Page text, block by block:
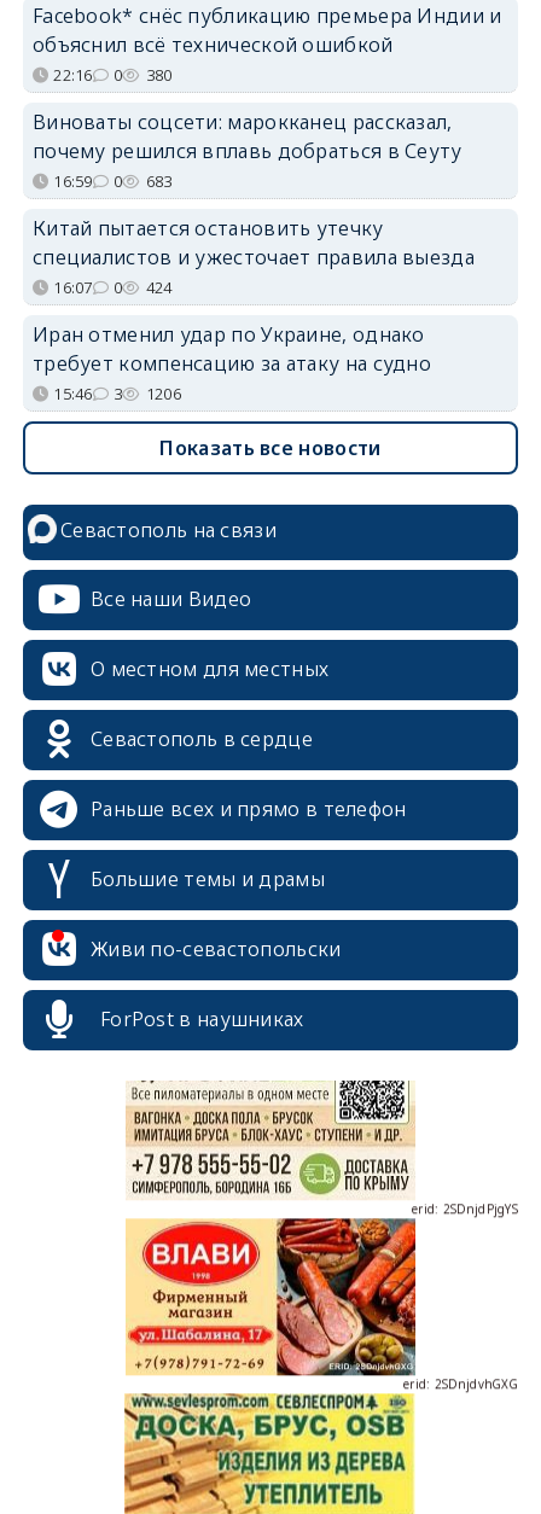
Facebook* снёс публикацию премьера Индии и
объяснил всё технической ошибкой
22:16 0 380
Виноваты соцсети: марокканец рассказал,
почему решился вплавь добраться в Сеуту
16:59 0 683
Китай пытается остановить утечку
специалистов и ужесточает правила выезда
16:07 0 424
Иран отменил удар по Украине, однако
требует компенсацию за атаку на судно
15:46 3 1206
Показать все новости
Севастополь на связи
Все наши Видео
О местном для местных
Севастополь в сердце
Раньше всех и прямо в телефон
Большие темы и драмы
Живи по-севастопольски
ForPost в наушниках
erid: 2SDnjdvhGXG